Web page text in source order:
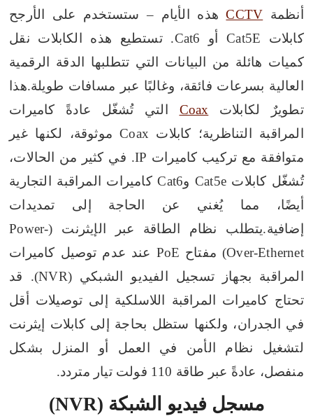
أنظمة CCTVهذه الأيام – ستستخدم على الأرجح
كابلات Cat5E أو Cat6. تستطيع هذه الكابلات نقل
كميات هائلة من البيانات التي تتطلبها الدقة الرقمية
العالية بسرعات فائقة، وغالبًا عبر مسافات طويلة.هذا
تطويرٌ لكابلات Coax التي تُشغّل عادةً كاميرات
المراقبة التناظرية؛ كابلات Coax موثوقة، لكنها غير
متوافقة مع تركيب كاميرات IP. في كثير من الحالات،
تُشغّل كابلات Cat5e وCat6 كاميرات المراقبة التجارية
أيضًا، مما يُغني عن الحاجة إلى تمديدات
إضافية.
يتطلب نظام الطاقة عبر الإيثرنت (Power-
Over-Ethernet) مفتاح PoE عند عدم توصيل كاميرات
المراقبة بجهاز تسجيل الفيديو الشبكي (NVR). قد
تحتاج كاميرات المراقبة اللاسلكية إلى توصيلات أقل
في الجدران، ولكنها ستظل بحاجة إلى كابلات إيثرنت
لتشغيل نظام الأمن في العمل أو المنزل بشكل
منفصل، عادةً عبر طاقة 110 فولت تيار متردد.
مسجل فيديو الشبكة (NVR)